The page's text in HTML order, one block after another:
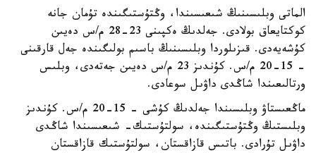
الماتى وبلىسىنىڭ شىعىسىندا، وڭتۇستىگىندە تۇمان جانە
كوكتايعاق بولادى. جەلدىڭ ەكپىنى 23-28 م/س دەيىن
كۇشەيەدى. قىزىلوردا وبلىسىنىڭ باسىم بولىگىندە جەل قارقىنى
- 15-20 م/س. كۇندىز 23 م/س دەيىن جەتەدى، وبلىس
ورتالىعىندا شاڭدى داۋىل سوعادى.
ماڭعىستاۋ وبلىسىندا جەلدىڭ كۇشى - 15-20 م/س. كۇندىز
وبلىستىڭ وڭتۇستىگىندە، سولتۇستىك- شىعىسىندا شاڭدى
داۋىل تۇرادى. باتىس قازاقستان، سولتۇستىك قازاقستان